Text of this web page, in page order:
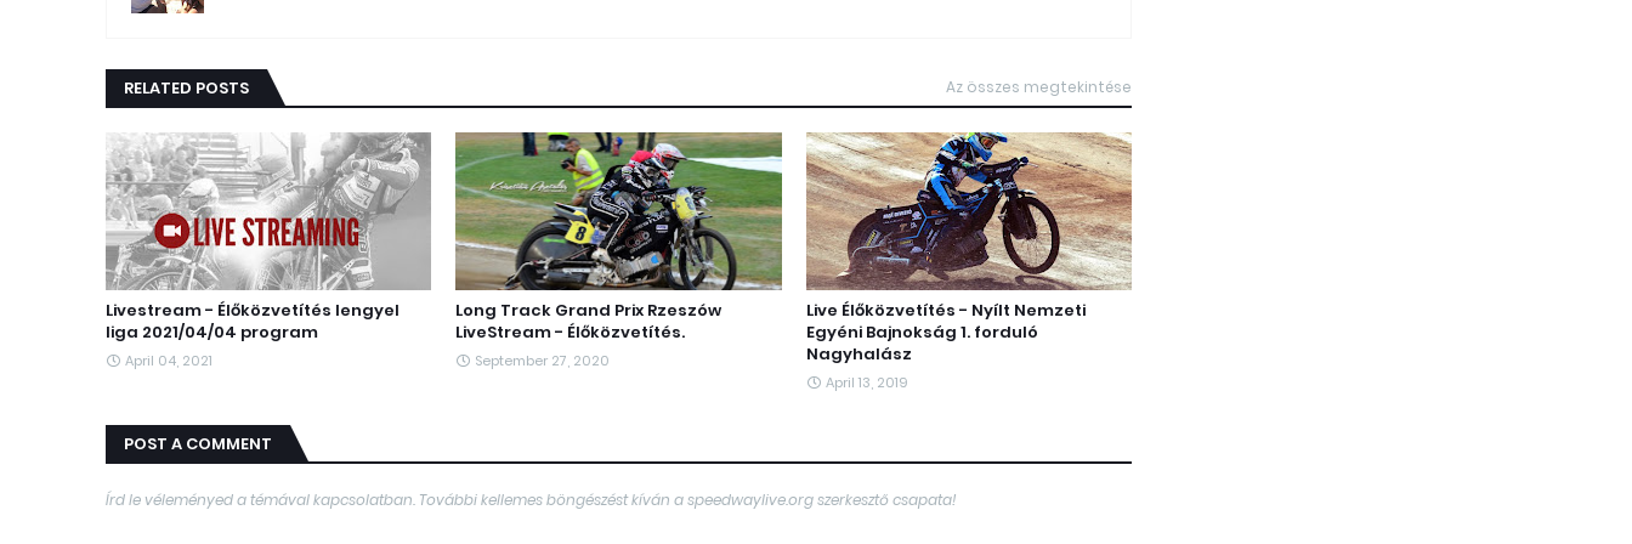
RELATED POSTS Az összes megtekintése
Livestream - Élőközvetítés lengyel
liga 2021/04/04 program
April 04, 2021
Long Track Grand Prix Rzeszów
LiveStream - Élőközvetítés.
September 27, 2020
Live Élőközvetítés - Nyílt Nemzeti
Egyéni Bajnokság 1. forduló
Nagyhalász
April 13, 2019
POST A COMMENT
Írd le véleményed a témával kapcsolatban. További kellemes böngészést kíván a speedwaylive.org szerkesztő csapata!